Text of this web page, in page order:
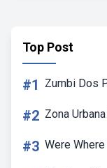
Top Post
#1 Zumbi Dos
#2 Zona
#3 Were